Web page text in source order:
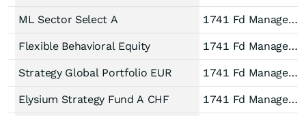
ML Sector Select A 1741 Fd Managem AG
Flexible Behavioral Equity 1741 Fd Managem AG
Strategy Global Portfolio EUR 1741 Fd Managem AG
Elysium Strategy Fund A CHF 1741 Fd Managem AG